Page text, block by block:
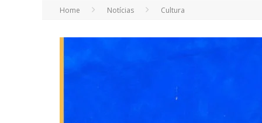
Home Notícias Cultura